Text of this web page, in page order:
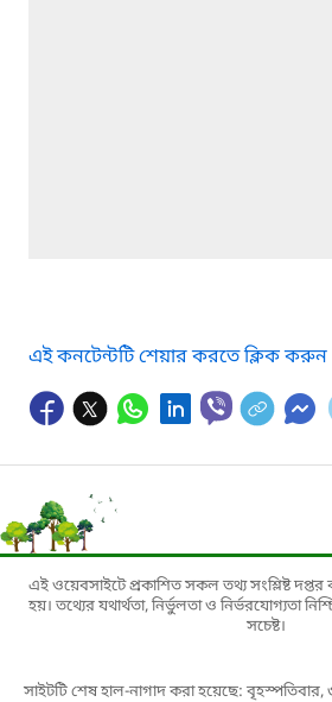
এই কনটেন্টটি শেয়ার করতে ক্লিক করুন
এই ওয়েবসাইটে প্রকাশিত সকল তথ্য সংশ্লিষ্ট দপ্তর
হয়। তথ্যের যথার্থতা, নির্ভুলতা ও নির্ভরযোগ্যতা
সচেষ্ট।
সাইটটি শেষ হাল-নাগাদ করা হয়েছে: